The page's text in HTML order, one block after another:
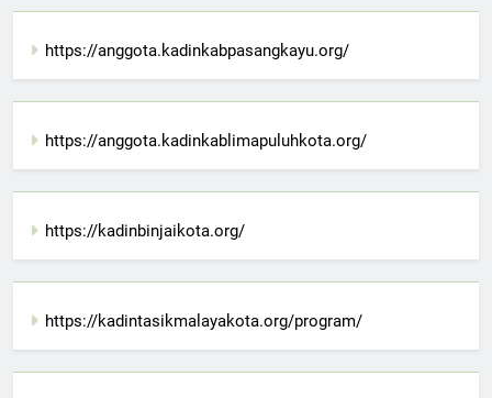
https://anggota.kadinkabpasangkayu.org/
https://anggota.kadinkablimapuluhkota.org/
https://kadinbinjaikota.org/
https://kadintasikmalayakota.org/program/